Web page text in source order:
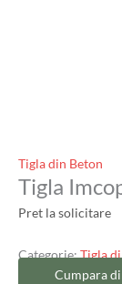
Tigla din Beton
Tigla
Pret la solicitare
Categorie:Tigla
Cumpara